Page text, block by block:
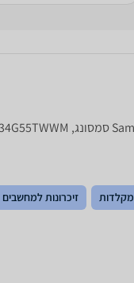
מקלדות זיכרונות למחשבים